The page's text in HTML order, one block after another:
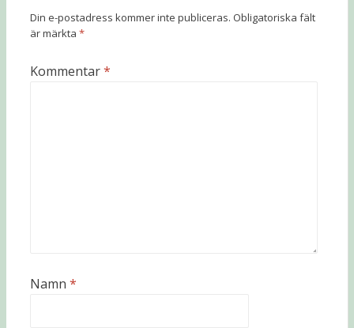
Din e-postadress kommer inte publiceras. Obligatoriska fält
är märkta *
Kommentar*
Namn *